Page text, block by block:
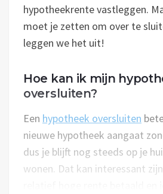
hypotheekrente vastleggen.
moet je zetten om over te
leggen we het uit!
Hoe kan ik mijn
oversluiten?
Een hypotheek oversluiten
nieuwe hypotheek aangaat
dus je blijft nog steeds op je
wonen. Dat kan interessant